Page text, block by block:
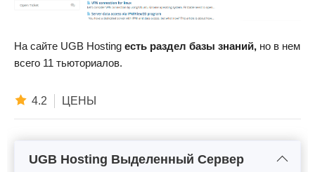
На сайте UGB Hosting есть раздел базы знаний, но в нем
всего 11 тьюториалов.
4.2 ЦЕНЫ
UGB Hosting Выделенный Сервер